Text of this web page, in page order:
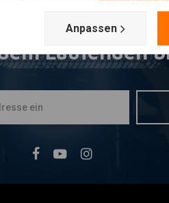
Laufenden
Anpassen